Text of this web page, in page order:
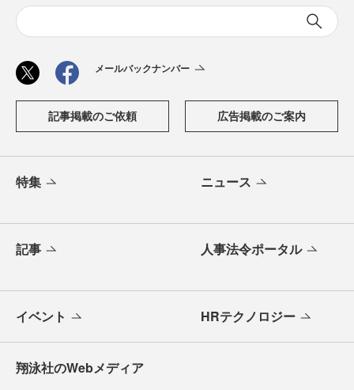
メールバックナンバー
記事掲載のご依頼 広告掲載のご案内
特集 ニュース
記事 人事法令ポータル
イベント HRテクノロジー
翔泳社のWebメディア